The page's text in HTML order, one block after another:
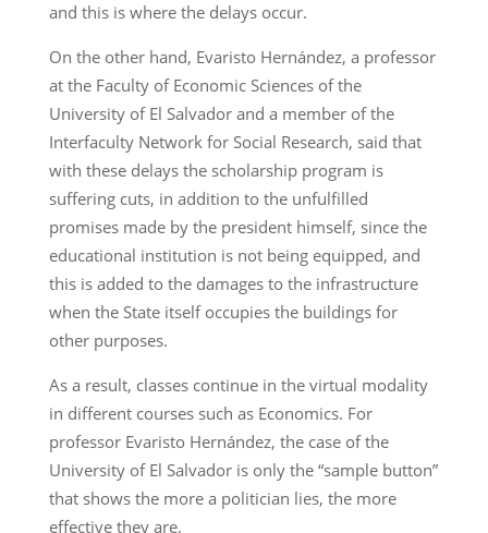
and this is where the delays occur.
On the other hand, Evaristo Hernández, a professor
at the Faculty of Economic Sciences of the
University of El Salvador and a member of the
Interfaculty Network for Social Research, said that
with these delays the scholarship program is
suffering cuts, in addition to the unfulfilled
promises made by the president himself, since the
educational institution is not being equipped, and
this is added to the damages to the infrastructure
when the State itself occupies the buildings for
other purposes.
As a result, classes continue in the virtual modality
in different courses such as Economics. For
professor Evaristo Hernández, the case of the
University of El Salvador is only the “sample button”
that shows the more a politician lies, the more
effective they are.